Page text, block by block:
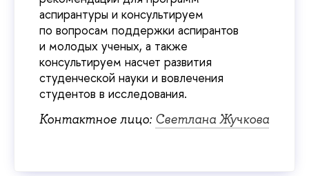
аспирантуры и консультируем
по вопросам поддержки аспирантов
и молодых ученых, а также
консультируем насчет развития
студенческой науки и вовлечения
студентов в исследования.
Контактное лицо: Светлана Жучкова